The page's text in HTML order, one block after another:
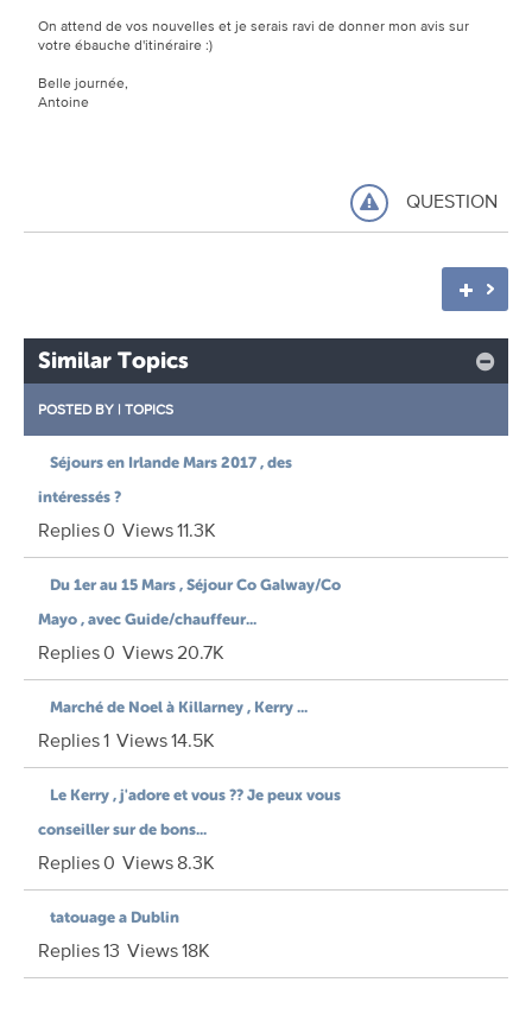
On attend de vos nouvelles et je serais ravi de donner mon avis sur
votre ébauche d'itinéraire :)
Belle journée,
Antoine
QUESTION
Similar Topics
POSTED BY | TOPICS
Séjours en Irlande Mars 2017 , des
intéressés ?
Replies0 Views11.3K
Du 1er au 15 Mars , Séjour Co Galway/Co
Mayo , avec Guide/chauffeur...
Replies0 Views20.7K
Marché de Noel à Killarney , Kerry ...
Replies1 Views14.5K
Le Kerry , j'adore et vous ?? Je peux vous
conseiller sur de bons...
Replies0 Views8.3K
tatouage a Dublin
Replies13 Views18K